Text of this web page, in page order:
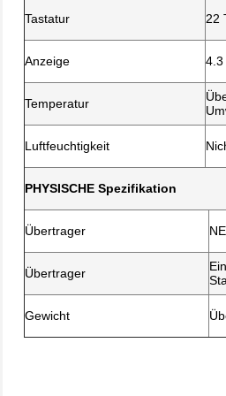
Tastatur 22
Anzeige 4.3
Temperatur
Luftfeuchtigkeit
PHYSISCHE Spezifikation
Übertrager
Übertrager
Gewicht